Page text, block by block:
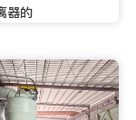
器的